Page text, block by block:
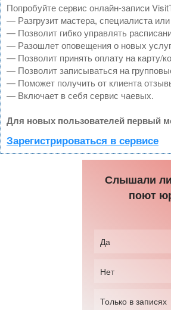
Попробуйте сервис онлайн-записи
— Разгрузит мастера, специалиста
— Позволит гибко управлять
— Разошлет оповещения о новых
— Позволит принять оплату на карту/
— Позволит записываться на
— Поможет получить от клиента
— Включает в себя сервис чаевых.
Для новых пользователей первый
Зарегистрироваться в сервисе
Слышали ли
поют
Да
Нет
Только в записях